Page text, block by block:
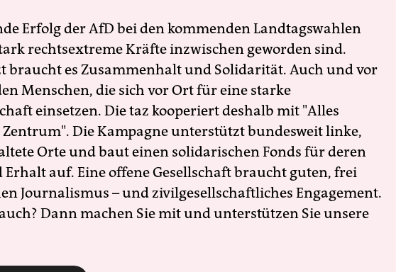
Erfolg der AfD bei den kommenden Landtagswahlen
rechtsextreme Kräfte inzwischen geworden sind.
braucht es Zusammenhalt und Solidarität. Auch und vor
Menschen, die sich vor Ort für eine starke
einsetzen. Die taz kooperiert deshalb mit "Alles
Die Kampagne unterstützt bundesweit linke,
Orte und baut einen solidarischen Fonds für deren
Erhalt auf. Eine offene Gesellschaft braucht guten, frei
Journalismus – und zivilgesellschaftliches Engagement.
Dann machen Sie mit und unterstützen Sie unsere